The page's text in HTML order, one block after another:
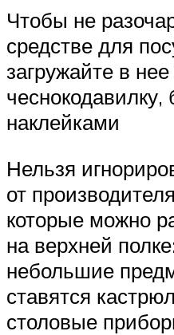
Чтобы не
средстве для
загружайте в нее
наклейками
Нельзя
от
которые можно
на верхней
небольшие
ставятся
столовые